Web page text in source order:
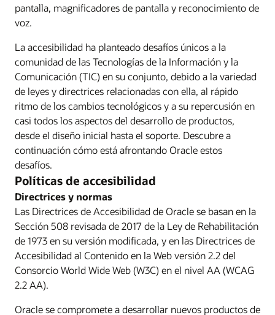
pantalla, magnificadores de pantalla y reconocimiento de
voz.
La accesibilidad ha planteado desafíos únicos a la
comunidad de las Tecnologías de la Información y la
Comunicación (TIC) en su conjunto, debido a la variedad
de leyes y directrices relacionadas con ella, al rápido
ritmo de los cambios tecnológicos y a su repercusión en
casi todos los aspectos del desarrollo de productos,
desde el diseño inicial hasta el soporte. Descubre a
continuación cómo está afrontando Oracle estos
desafíos.
Políticas de accesibilidad
Directrices y normas
Las Directrices de Accesibilidad de Oracle se basan en la
Sección 508 revisada de 2017 de la Ley de Rehabilitación
de 1973 en su versión modificada, y en las Directrices de
Accesibilidad al Contenido en la Web versión 2.2 del
Consorcio World Wide Web (W3C) en el nivel AA (WCAG
2.2 AA).
Oracle se compromete a desarrollar nuevos productos de